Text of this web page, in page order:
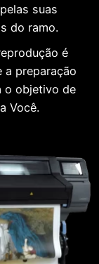
suas
do ramo.
é
preparação
o objetivo de
Você.